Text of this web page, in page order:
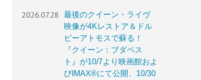
2026.07.28
最後のクイーン・ライヴ
映像が4Kレストア＆ドル
ビーアトモスで蘇る！
『クイーン：ブダペス
ト』が10/7より映画館およ
びIMAX®︎にて公開、10/30